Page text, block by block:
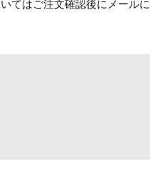
てはご注文確認後にメール